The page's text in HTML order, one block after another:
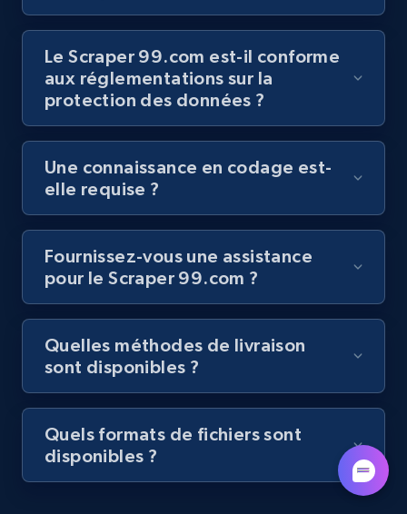
Youtube - Videos posts - Discovery videos
Video length, Likes, Views, and more.
8.1K+ 716+ Essai gratuit
Amazon Reviews
URL, Product name, Product rating, Product
rating object, Product rating max, Rating,
Author name, Asin, and more.
7.4K+ 872+ Essai gratuit
Le Scraper 99.com est-il conforme
aux réglementations sur la
protection des données ?
Une connaissance en codage est-
elle requise ?
Fournissez-vous une assistance
pour le Scraper 99.com ?
Quelles méthodes de livraison
sont disponibles ?
Quels formats de fichiers sont
disponibles ?